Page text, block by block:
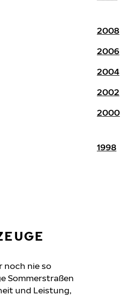
2008
2006
2004
2002
2000
1998
noch nie so
Sommerstraßen
und Leistung,